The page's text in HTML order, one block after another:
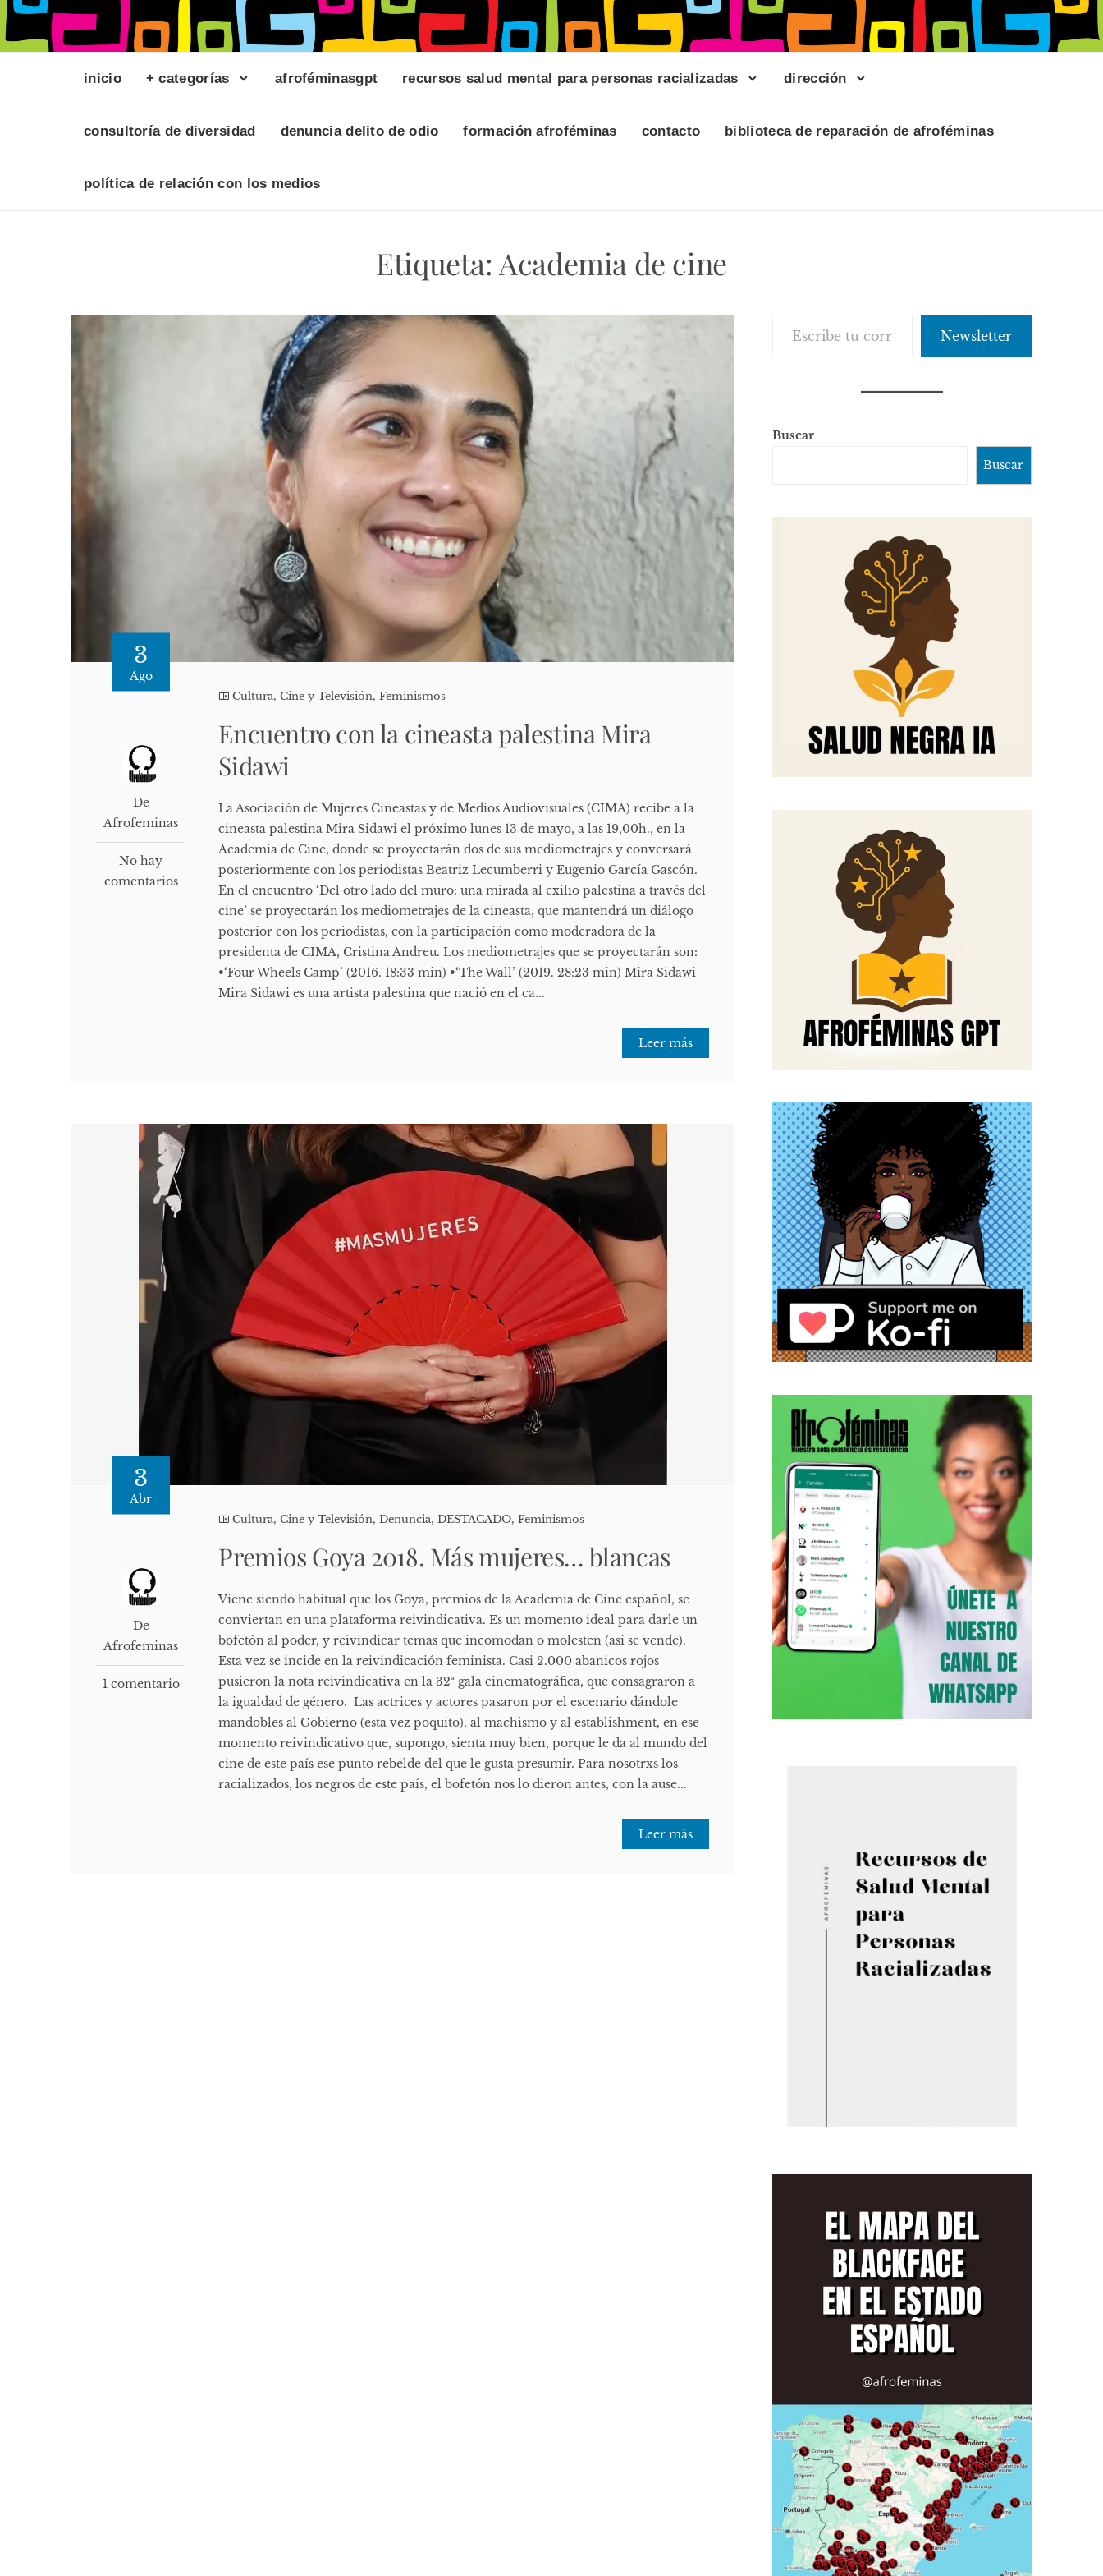
inicio + categorías afroféminasgpt recursos salud mental para personas racializadas dirección
consultoría de diversidad denuncia delito de odio formación afroféminas contacto biblioteca de reparación de afroféminas
política de relación con los medios
Etiqueta: Academia de cine
3
Ago
De
Afrofeminas
No hay
comentarios
Cultura, Cine y Televisión,Feminismos
Encuentro con la cineasta palestina Mira
Sidawi
La Asociación de Mujeres Cineastas y de Medios Audiovisuales (CIMA) recibe a la
cineasta palestina Mira Sidawi el próximo lunes 13 de mayo, a las 19,00h., en la
Academia de Cine, donde se proyectarán dos de sus mediometrajes y conversará
posteriormente con los periodistas Beatriz Lecumberri y Eugenio García Gascón.
En el encuentro ‘Del otro lado del muro: una mirada al exilio palestina a través del
cine’ se proyectarán los mediometrajes de la cineasta, que mantendrá un diálogo
posterior con los periodistas, con la participación como moderadora de la
presidenta de CIMA, Cristina Andreu. Los mediometrajes que se proyectarán son:
•‘Four Wheels Camp’ (2016. 18:33 min) •‘The Wall’ (2019. 28:23 min) Mira Sidawi
Mira Sidawi es una artista palestina que nació en el ca...
Leer más
3
Abr
De
Afrofeminas
1 comentario
Cultura, Cine y Televisión,Denuncia,DESTACADO,Feminismos
Premios Goya 2018. Más mujeres… blancas
Viene siendo habitual que los Goya, premios de la Academia de Cine español, se
conviertan en una plataforma reivindicativa. Es un momento ideal para darle un
bofetón al poder, y reivindicar temas que incomodan o molesten (así se vende).
Esta vez se incide en la reivindicación feminista. Casi 2.000 abanicos rojos
pusieron la nota reivindicativa en la 32ª gala cinematográfica, que consagraron a
la igualdad de género. Las actrices y actores pasaron por el escenario dándole
mandobles al Gobierno (esta vez poquito), al machismo y al establishment, en ese
momento reivindicativo que, supongo, sienta muy bien, porque le da al mundo del
cine de este país ese punto rebelde del que le gusta presumir. Para nosotrxs los
racializados, los negros de este país, el bofetón nos lo dieron antes, con la ause...
Leer más
Newsletter
Buscar
Buscar